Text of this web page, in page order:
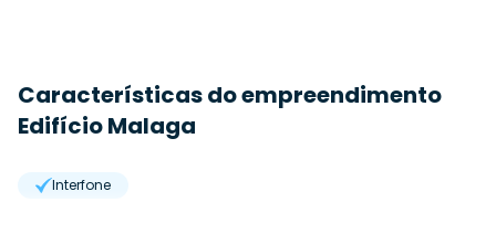
Características do empreendimento
Edifício Malaga
Interfone